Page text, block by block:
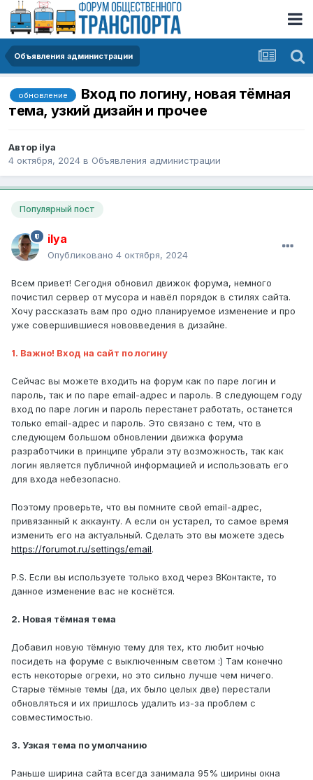
Объявления администрации
обновление
Вход по логину, новая тёмная
тема, узкий дизайн и прочее
Автор ilya
4 октября, 2024 в Объявления администрации
Популярный пост
ilya
Опубликовано 4 октября, 2024
Всем привет! Сегодня обновил движок форума, немного
почистил сервер от мусора и навёл порядок в стилях сайта.
Хочу рассказать вам про одно планируемое изменение и про
уже совершившиеся нововведения в дизайне.
1. Важно! Вход на сайт по логину
Сейчас вы можете входить на форум как по паре логин и
пароль, так и по паре email-адрес и пароль. В следующем году
вход по паре логин и пароль перестанет работать, останется
только email-адрес и пароль. Это связано с тем, что в
следующем большом обновлении движка форума
разработчики в принципе убрали эту возможность, так как
логин является публичной информацией и использовать его
для входа небезопасно.
Поэтому проверьте, что вы помните свой email-адрес,
привязанный к аккаунту. А если он устарел, то самое время
изменить его на актуальный. Сделать это вы можете здесь
https://forumot.ru/settings/email.
P.S. Если вы используете только вход через ВКонтакте, то
данное изменение вас не коснётся.
2. Новая тёмная тема
Добавил новую тёмную тему для тех, кто любит ночью
посидеть на форуме с выключенным светом :) Там конечно
есть некоторые огрехи, но это сильно лучше чем ничего.
Старые тёмные темы (да, их было целых две) перестали
обновляться и их пришлось удалить из-за проблем с
совместимостью.
3. Узкая тема по умолчанию
Раньше ширина сайта всегда занимала 95% ширины окна